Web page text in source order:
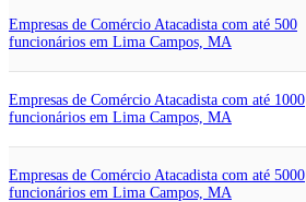
Empresas de Comércio Atacadista com até 500
funcionários em Lima Campos, MA
Empresas de Comércio Atacadista com até 1000
funcionários em Lima Campos, MA
Empresas de Comércio Atacadista com até 5000
funcionários em Lima Campos, MA